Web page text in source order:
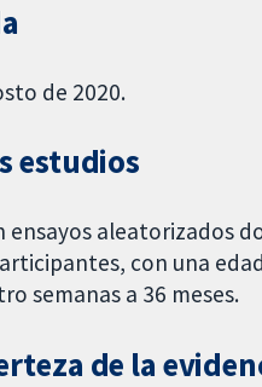
de 2020.
estudios
ensayos aleatorizados
con una
semanas a 36 meses.
de la